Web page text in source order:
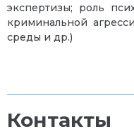
экспертизы; роль
криминальной
среды и др.)
Контакты